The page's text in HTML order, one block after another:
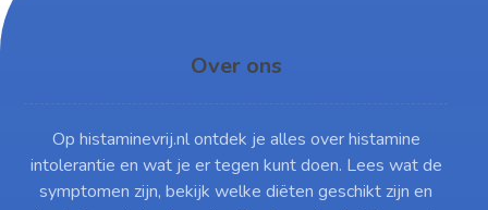
Over ons
Op histaminevrij.nl ontdek je alles over histamine
intolerantie en wat je er tegen kunt doen. Lees wat de
symptomen zijn, bekijk welke diëten geschikt zijn en